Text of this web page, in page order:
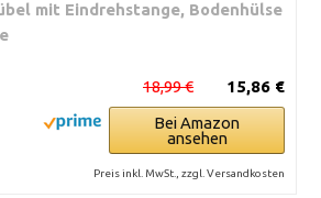
mit Eindrehstange, Bodenhülse
15,86 €
18,99 €
Bei Amazon
ansehen
Preis inkl. MwSt., zzgl. Versandkosten